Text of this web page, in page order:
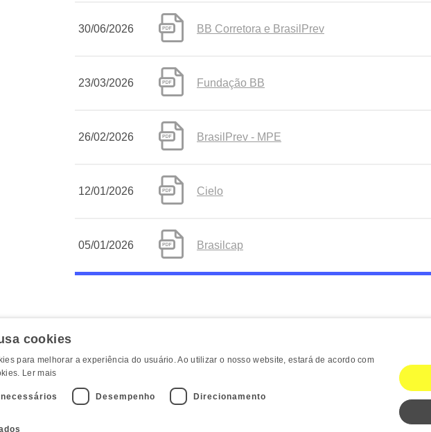
30/06/2026 BB Corretora e BrasilPrev
23/03/2026 Fundação BB
26/02/2026 BrasilPrev - MPE
12/01/2026 Cielo
05/01/2026 Brasilcap
cookies
para melhorar a experiência do usuário. Ao utilizar o nosso website, estará de acordo com
Ler mais
Desempenho Direcionamento